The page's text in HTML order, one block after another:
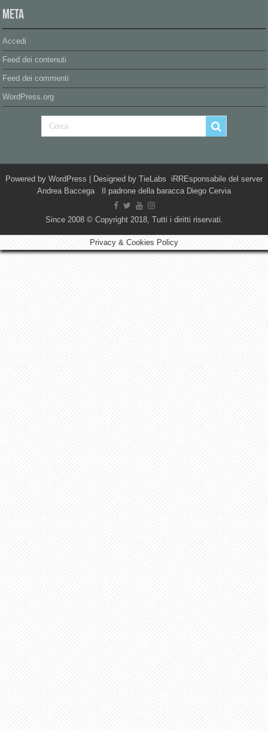
Meta
Accedi
Feed dei contenuti
Feed dei commenti
WordPress.org
Powered by WordPress | Designed by TieLabs iRREsponsabile del server
Andrea Baccega Il padrone della baracca Diego Cervia
Since 2008 © Copyright 2018, Tutti i diritti riservati.
Privacy & Cookies Policy